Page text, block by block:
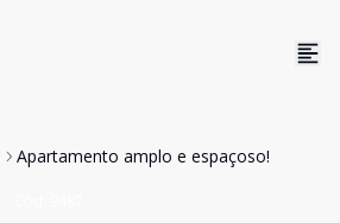
Apartamento amplo e espaçoso!